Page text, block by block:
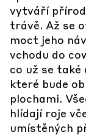
vytváří
trávě. Až se
moct jeho
vchodu do
co už se
které bude
plochami.
hlídají roje
umístěných